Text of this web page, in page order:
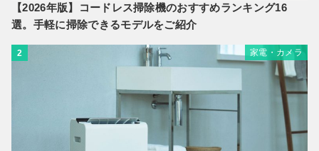
【2026年版】コードレス掃除機のおすすめランキング16
選。手軽に掃除できるモデルをご紹介
2 家電・カメラ